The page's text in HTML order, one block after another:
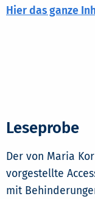
Hier das ganze
Leseprobe
Der von Maria
vorgestellte
mit